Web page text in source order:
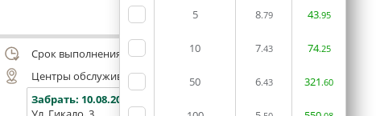
5 8.79 43.95
10 7.43 74.25
50 6.43 321.60
Оставить комментарий
Срок выполнения заказа (до 200 руб.):
48 часов
Центры обслуживания, самовывоз
Забрать: 10.08.2026